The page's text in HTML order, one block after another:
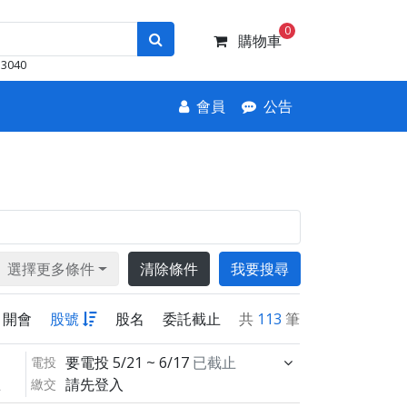
3040
購物車
0
會員 公告
選擇更多條件 清除條件 我要搜尋
開會 股號 股名 委託截止 共 113 筆
電投 要電投 5/21 ~ 6/17 已截止
繳交 請先登入